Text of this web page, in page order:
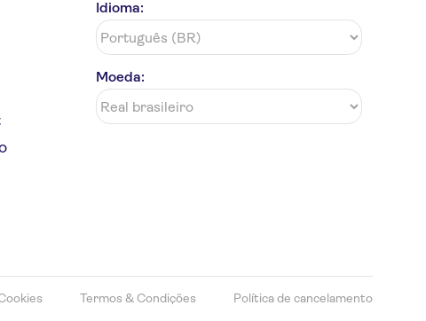
Idioma:
Moeda:
Termos & Condições Política de cancelamento